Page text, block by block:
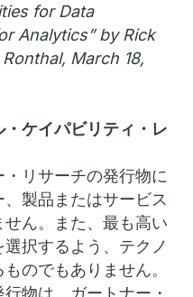
for Data
Analytics” by Rick
March 18,
ケイパビリティ・レ
リサーチの発行物に
製品またはサービス
ん。また、最も高い
択するよう、テクノ
のでもありません。
物は、ガートナー・